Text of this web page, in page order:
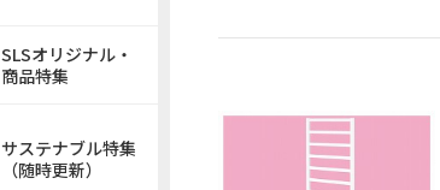
SLSオリジナル・
商品特集
サステナブル特集
（随時更新）